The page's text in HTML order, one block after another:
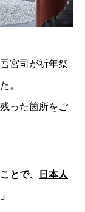
宮司が祈年祭
。
った箇所をご
とで、 日本人